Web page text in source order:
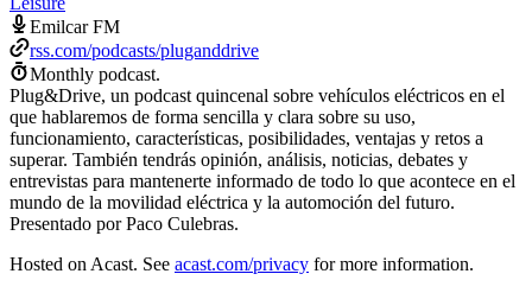
Emilcar FM
rss.com/podcasts/pluganddrive
Monthly podcast.
Plug&Drive, un podcast quincenal sobre vehículos eléctricos en el
que hablaremos de forma sencilla y clara sobre su uso,
funcionamiento, características, posibilidades, ventajas y retos a
superar. También tendrás opinión, análisis, noticias, debates y
entrevistas para mantenerte informado de todo lo que acontece en el
mundo de la movilidad eléctrica y la automoción del futuro.
Presentado por Paco Culebras.
Hosted on Acast. See acast.com/privacy for more information.